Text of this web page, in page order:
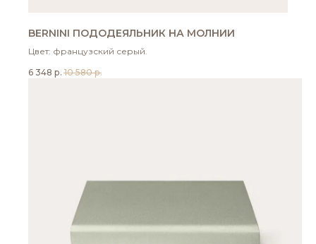
BERNINI ПОДОДЕЯЛЬНИК НА МОЛНИИ
Цвет: французский серый.
6 348 р. 10 580 р.